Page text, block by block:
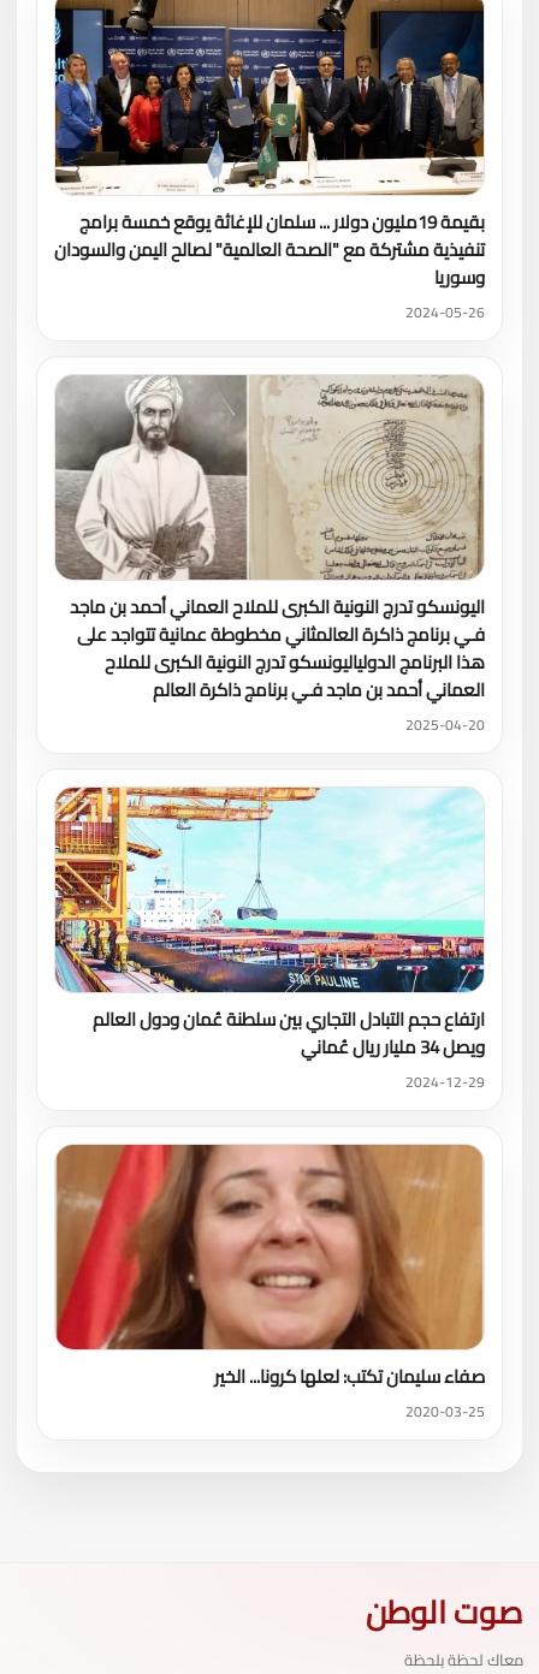
بقيمة 19مليون دولار ... سلمان للإغاثة يوقع خمسة برامج
تنفيذية مشتركة مع "الصحة العالمية" لصالح اليمن والسودان
وسوريا
2024-05-26
اليونسكو تدرج النونية الكبرى للملاح العماني أحمد بن ماجد
فـي برنامج ذاكرة العالمثاني مخطوطة عمانية تتواجد على
هذا البرنامج الدولياليونسكو تدرج النونية الكبرى للملاح
العماني أحمد بن ماجد فـي برنامج ذاكرة العالم
2025-04-20
ارتفاع حجم التبادل التجاري بين سلطنة عُمان ودول العالم
ويصل 34 مليار ريال عُماني
2024-12-29
صفاء سليمان تكتب: لعلها كرونا... الخير
2020-03-25
صوت الوطن
معاك لحظة بلحظة